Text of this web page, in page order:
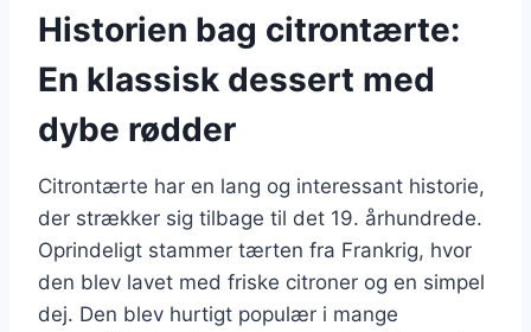
Historien bag citrontærte:
En klassisk dessert med
dybe rødder
Citrontærte har en lang og interessant historie,
der strækker sig tilbage til det 19. århundrede.
Oprindeligt stammer tærten fra Frankrig, hvor
den blev lavet med friske citroner og en simpel
dej. Den blev hurtigt populær i mange